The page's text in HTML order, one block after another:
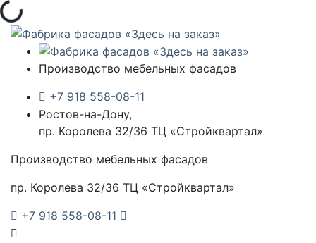
Загрузка...
Производство мебельных фасадов
+7 918 558-08-11
Ростов-на-Дону,
пр. Королева 32/36 ТЦ «Стройквартал»
Производство мебельных фасадов
пр. Королева 32/36 ТЦ «Стройквартал»
+7 918 558-08-11